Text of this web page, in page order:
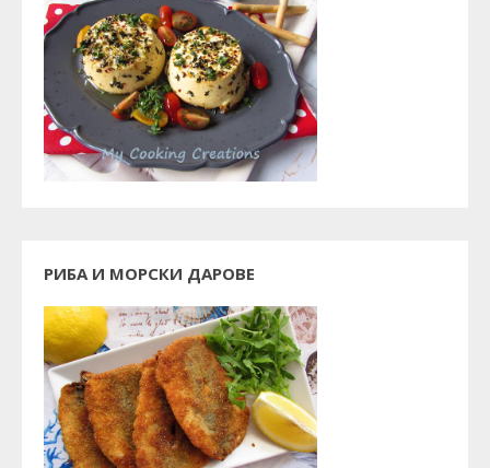
РИБА И МОРСКИ ДАРОВЕ